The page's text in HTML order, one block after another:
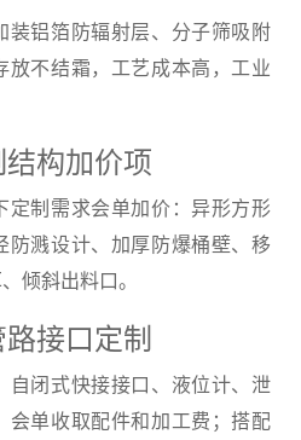
装铝箔防辐射层、分子筛吸附
放不结霜，工艺成本高，工业
构加价项
定制需求会单加价：异形方形
防溅设计、加厚防爆桶壁、移
倾斜出料口。
接口定制
自闭式快接接口、液位计、泄
会单收取配件和加工费；搭配